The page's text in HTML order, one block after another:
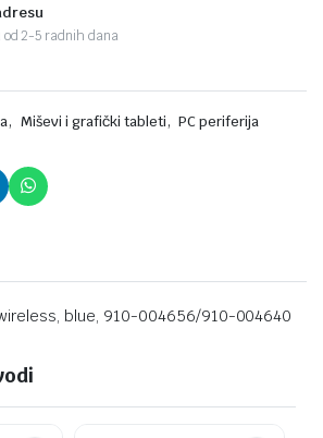
od 2-5 radnih dana
, Miševi i grafički tableti, PC periferija
wireless, blue, 910-004656/910-004640